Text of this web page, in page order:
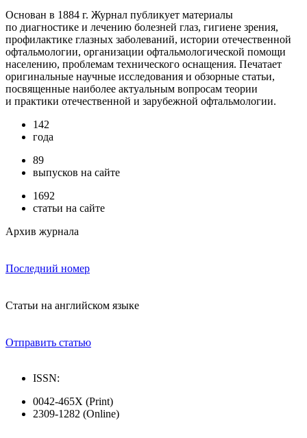
Основан в 1884 г. Журнал публикует материалы
по диагностике и лечению болезней глаз, гигиене зрения,
профилактике глазных заболеваний, истории отечественной
офтальмологии, организации офтальмологической помощи
населению, проблемам технического оснащения. Печатает
оригинальные научные исследования и обзорные статьи,
посвященные наиболее актуальным вопросам теории
и практики отечественной и зарубежной офтальмологии.
142
года
89
выпусков на сайте
1692
статьи на сайте
Архив журнала
Последний номер
Статьи на английском языке
Отправить статью
ISSN:
0042-465X (Print)
2309-1282 (Online)